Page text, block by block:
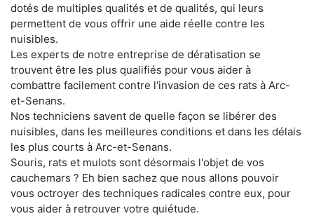
dotés de multiples qualités et de qualités, qui leurs
permettent de vous offrir une aide réelle contre les
nuisibles.
Les experts de notre entreprise de dératisation se
trouvent être les plus qualifiés pour vous aider à
combattre facilement contre l'invasion de ces rats à Arc-
et-Senans.
Nos techniciens savent de quelle façon se libérer des
nuisibles, dans les meilleures conditions et dans les délais
les plus courts à Arc-et-Senans.
Souris, rats et mulots sont désormais l'objet de vos
cauchemars ? Eh bien sachez que nous allons pouvoir
vous octroyer des techniques radicales contre eux, pour
vous aider à retrouver votre quiétude.